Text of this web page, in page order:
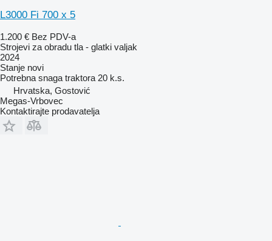
L3000 Fi 700 x 5
1.200 € Bez PDV-a
Strojevi za obradu tla - glatki valjak
2024
Stanje novi
Potrebna snaga traktora 20 k.s.
Hrvatska, Gostović
Megas-Vrbovec
Kontaktirajte prodavatelja